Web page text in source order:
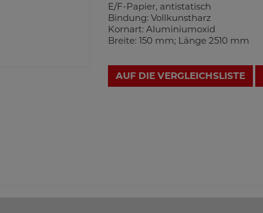
E/F-Papier, antistatisch
Bindung: Vollkunstharz
Kornart: Aluminiumoxid
Breite: 150 mm; Länge 2510 mm
AUF DIE VERGLEICHSLISTE